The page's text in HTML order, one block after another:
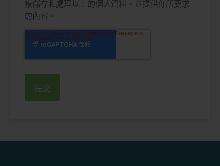
療儲存和處理以上的個人資料，並提供你所要求
的內容。